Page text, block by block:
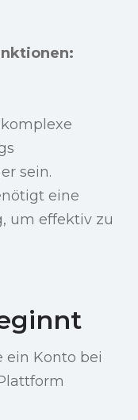
sein.
eine
um effektiv zu
ein Konto bei